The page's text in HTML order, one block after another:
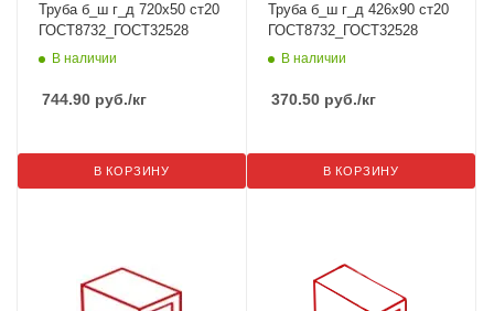
Труба б_ш г_д 720х50 ст20
ГОСТ8732_ГОСТ32528
В наличии
744.90 руб./кг
В КОРЗИНУ
Труба б_ш г_д 426х90 ст20
ГОСТ8732_ГОСТ32528
В наличии
370.50 руб./кг
В КОРЗИНУ